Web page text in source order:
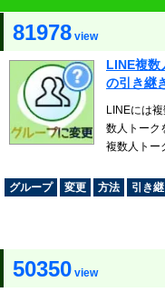
81978 view
LINE複数
の引き継
LINEには
数人トーク
複数人トー
グループ
変更 方法 引き
50350 view